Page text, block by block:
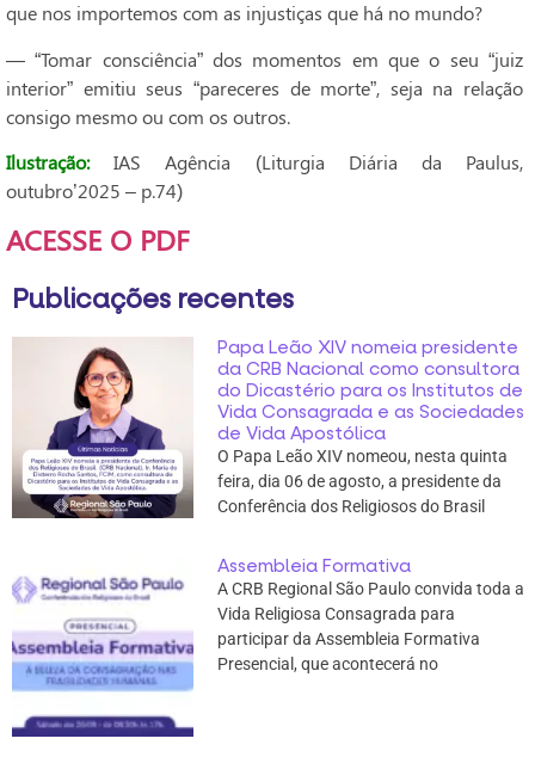
que nos importemos com as injustiças que há no mundo?
— “Tomar consciência” dos momentos em que o seu “juiz
interior” emitiu seus “pareceres de morte”, seja na relação
consigo mesmo ou com os outros.
Ilustração:IAS Agência (Liturgia Diária da Paulus,
outubro’2025 – p.74)
ACESSE O PDF
Publicações recentes
Papa Leão XIV nomeia presidente
da CRB Nacional como consultora
do Dicastério para os Institutos de
Vida Consagrada e as Sociedades
de Vida Apostólica
O Papa Leão XIV nomeou, nesta quinta
feira, dia 06 de agosto, a presidente da
Conferência dos Religiosos do Brasil
Assembleia Formativa
A CRB Regional São Paulo convida toda a
Vida Religiosa Consagrada para
participar da Assembleia Formativa
Presencial, que acontecerá no